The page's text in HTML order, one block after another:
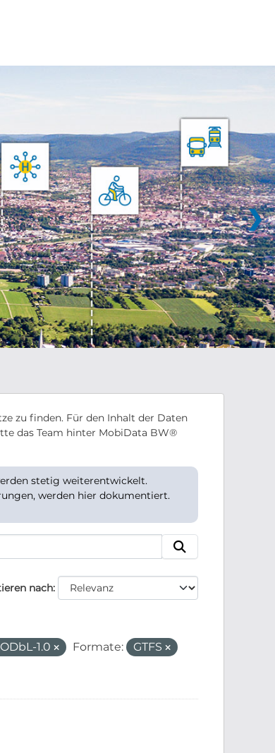
❯
zu finden. Für den Inhalt der Daten
das Team hinter MobiData BW®
stetig weiterentwickelt.
werden hier dokumentiert.
nach
1.0 Formate:
GTFS